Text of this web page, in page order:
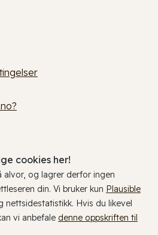
cookies her!
alvor, og lagrer derfor ingen
din. Vi bruker kun Plausible
nettsidestatistikk. Hvis du likevel
vi anbefale denne oppskriften til